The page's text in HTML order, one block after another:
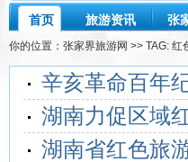
首页 旅游资讯 张
你的位置： 张家界旅游网 >> TAG: 红
辛亥革命百年
湖南力促区域
湖南省红色旅